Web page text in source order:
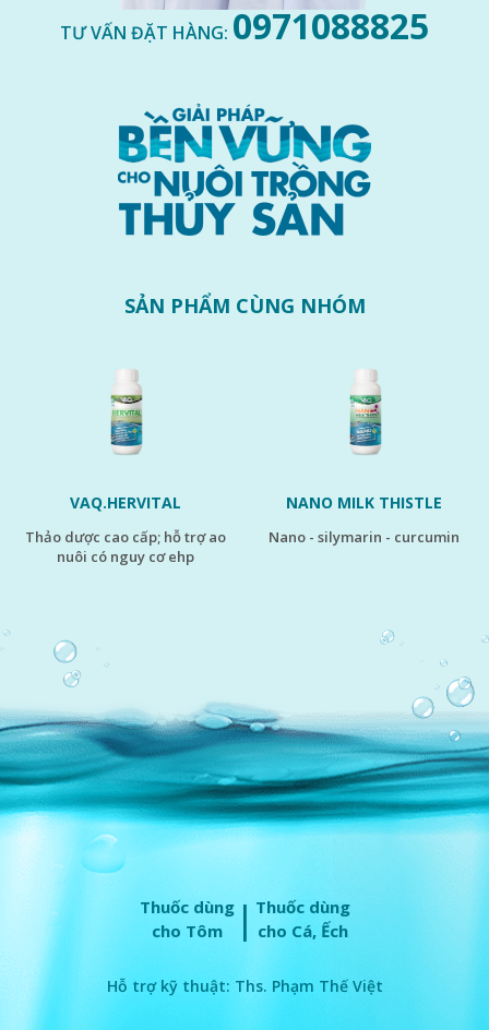
TƯ VẤN ĐẶT HÀNG: 0971088825
SẢN PHẨM CÙNG NHÓM
VAQ.HERVITAL
nuôi có nguy cơ ehp
NANO MILK THISTLE
nano - silymarin - curcumin
Thuốc dùng
cho Tôm | Thuốc dùng
cho Cá, Ếch
Hỗ trợ kỹ thuật: Ths. Phạm Thế Việt
GỬI ĐI